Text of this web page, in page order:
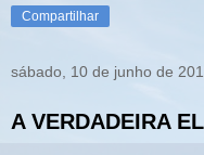
Compartilhar
sábado, 10 de junho de
A VERDADEIRA